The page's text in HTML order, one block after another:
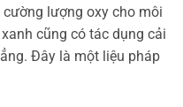
lượng oxy cho môi
cũng có tác dụng cải
Đây là một liệu pháp